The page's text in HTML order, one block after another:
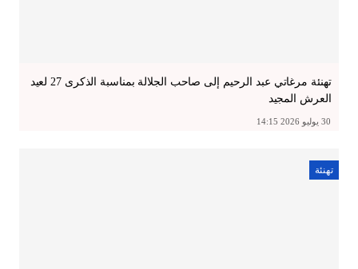
تهنئة مرغاتي عبد الرحيم إلى صاحب الجلالة بمناسبة الذكرى 27 لعيد
العرش المجيد
30 يوليو 2026 14:15
تهنئة